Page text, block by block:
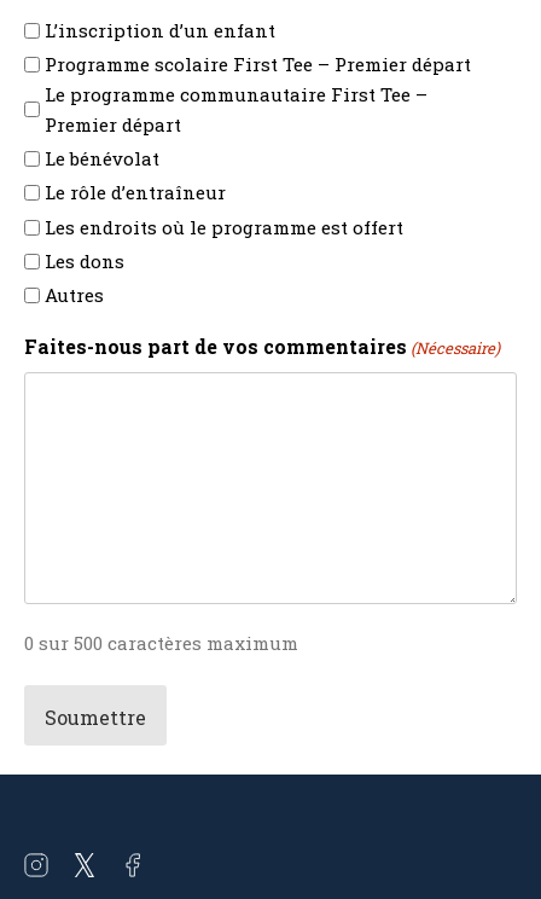
L’inscription d’un enfant
Programme scolaire First Tee – Premier départ
Le programme communautaire First Tee –
Premier départ
Le bénévolat
Le rôle d’entraîneur
Les endroits où le programme est offert
Les dons
Autres
Faites-nous part de vos commentaires (Nécessaire)
0 sur 500 caractères maximum
Open
Open
Open